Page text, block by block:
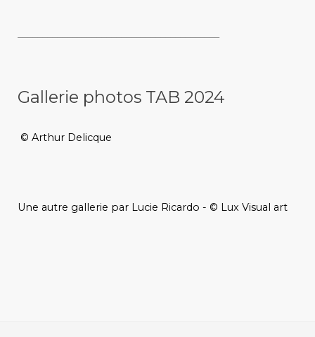
Gallerie photos TAB 2024
© Arthur Delicque
Une autre gallerie par Lucie Ricardo - © Lux Visual art